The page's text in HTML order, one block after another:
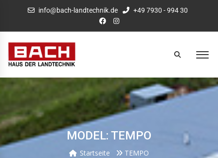
info@bach-landtechnik.de +49 7930 - 994 30
MODEL: TEMPO
Startseite TEMPO